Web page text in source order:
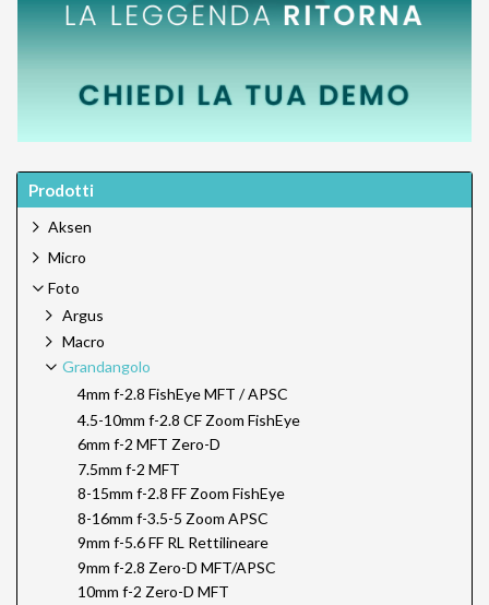
Prodotti
Aksen
Micro
Foto
Argus
Macro
Grandangolo
4mm f-2.8 FishEye MFT / APSC
4.5-10mm f-2.8 CF Zoom FishEye
6mm f-2 MFT Zero-D
7.5mm f-2 MFT
8-15mm f-2.8 FF Zoom FishEye
8-16mm f-3.5-5 Zoom APSC
9mm f-5.6 FF RL Rettilineare
9mm f-2.8 Zero-D MFT/APSC
10mm f-2 Zero-D MFT